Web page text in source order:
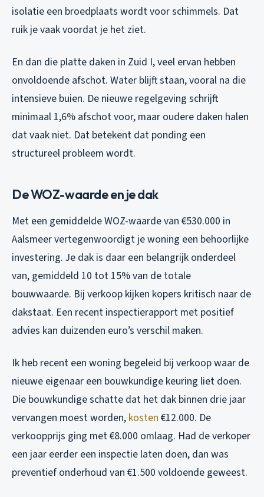
isolatie een broedplaats wordt voor schimmels. Dat
ruik je vaak voordat je het ziet.
En dan die platte daken in Zuid I, veel ervan hebben
onvoldoende afschot. Water blijft staan, vooral na die
intensieve buien. De nieuwe regelgeving schrijft
minimaal 1,6% afschot voor, maar oudere daken halen
dat vaak niet. Dat betekent dat ponding een
structureel probleem wordt.
De WOZ-waarde en je dak
Met een gemiddelde WOZ-waarde van €530.000 in
Aalsmeer vertegenwoordigt je woning een behoorlijke
investering. Je dak is daar een belangrijk onderdeel
van, gemiddeld 10 tot 15% van de totale
bouwwaarde. Bij verkoop kijken kopers kritisch naar de
dakstaat. Een recent inspectierapport met positief
advies kan duizenden euro’s verschil maken.
Ik heb recent een woning begeleid bij verkoop waar de
nieuwe eigenaar een bouwkundige keuring liet doen.
Die bouwkundige schatte dat het dak binnen drie jaar
vervangen moest worden, kosten €12.000. De
verkoopprijs ging met €8.000 omlaag. Had de verkoper
een jaar eerder een inspectie laten doen, dan was
preventief onderhoud van €1.500 voldoende geweest.